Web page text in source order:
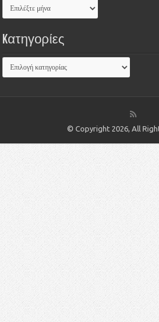
Kατηγορίες
© Copyright 2026, All